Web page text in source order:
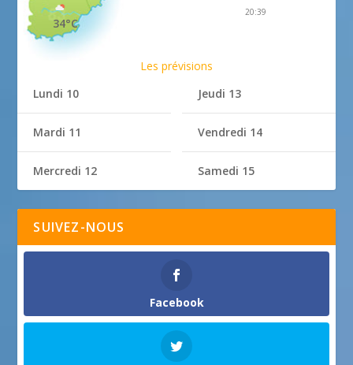
34°C
20:39
Les prévisions
Lundi 10
Mardi 11
Mercredi 12
Jeudi 13
Vendredi 14
Samedi 15
SUIVEZ-NOUS
Facebook